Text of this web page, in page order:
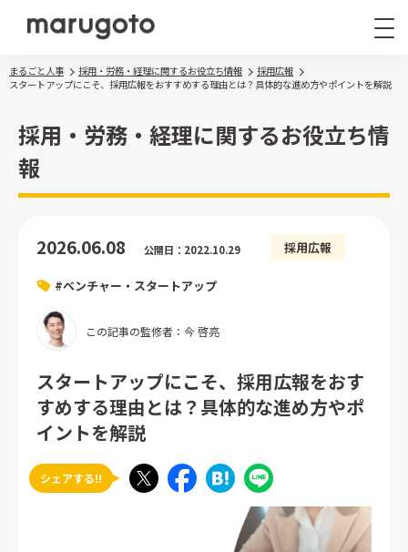
その他サービス
お役立ち情報
ナレッジ資料
ウェビナー
まるごと人事 採用・労務・経理に関するお役立ち情報
採用広報
スタートアップにこそ、採用広報をおすすめする理由とは？具体的な進め方やポイントを解説
採用・労務・経理に関するお役立ち情
報
2026.06.08 公開日：2022.10.29 採用広報
#ベンチャー・スタートアップ
この記事の監修者：今 啓亮
スタートアップにこそ、採用広報をおす
すめする理由とは？具体的な進め方やポ
イントを解説
シェアする!!